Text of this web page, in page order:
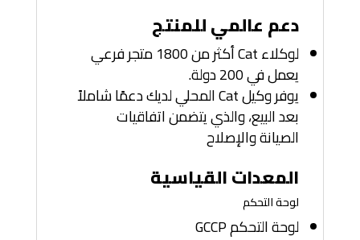
دعم عالمي للمنتج
لوكلاء Cat أكثر من 1800 متجر فرعي
يعمل في 200 دولة.
يوفر وكيل Cat المحلي لديك دعمًا شاملاً
بعد البيع، والذي يتضمن اتفاقيات
الصيانة والإصلاح
المعدات القياسية
لوحة التحكم
لوحة التحكم GCCP